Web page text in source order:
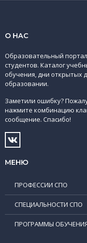
О НАС
Образовательный
студентов. Каталог
обучения, дни открытых
образовании.
Заметили ошибку?
нажмите комбинацию
сообщение. Спасибо!
МЕНЮ
ПРОФЕССИИ СПО
СПЕЦИАЛЬНОСТИ СПО
ПРОГРАММЫ